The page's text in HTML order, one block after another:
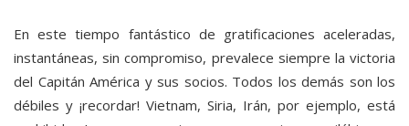
En este tiempo fantástico de gratificaciones aceleradas,
instantáneas, sin compromiso, prevalece siempre la victoria
del Capitán América y sus socios. Todos los demás son los
débiles y ¡recordar! Vietnam, Siria, Irán, por ejemplo, está